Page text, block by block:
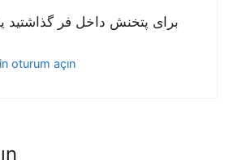
برای پتخنش داخل فر گذاشتید
oturum açın